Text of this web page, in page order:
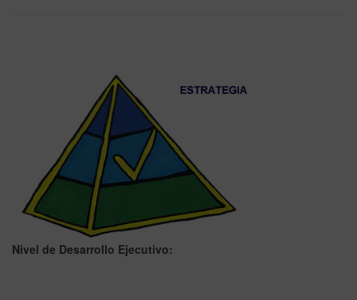
Nivel de Desarrollo Ejecutivo: